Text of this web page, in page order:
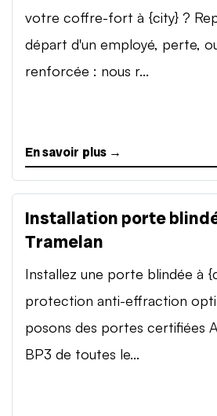
votre coffre-fort à {city} ?
départ d'un employé, perte,
renforcée : nous r...
En savoir plus →
Installation porte
Tramelan
Installez une porte blindée à
protection anti-effraction
posons des portes certifiées
BP3 de toutes le...